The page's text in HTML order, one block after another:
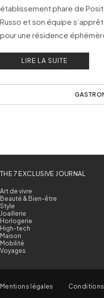
établissement phare de
Russo et son équipe
pour une résidence
Parrot Cay.LIRE LA SUITE
THE 7 EXCLUSIVE JOURNAL
Art de vivre
Beauté & Bien-être
Style
Joaillerie
Horlogerie
High-tech
Maison
Mobilité
Voyages
Mentions légales